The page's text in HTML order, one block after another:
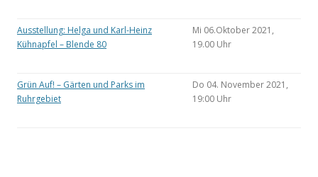
Ausstellung: Helga und Karl-Heinz
Kühnapfel – Blende 80
Mi 06.Oktober 2021,
19.00 Uhr
Grün Auf! – Gärten und Parks im
Ruhrgebiet
Do 04. November 2021,
19:00 Uhr